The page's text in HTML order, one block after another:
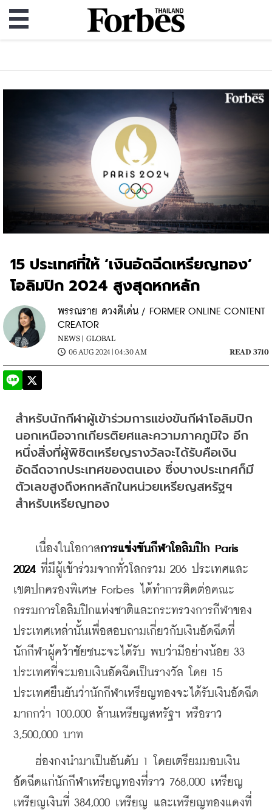
15 ประเทศที่ให้ ‘เงินอัดฉีดเหรียญทอง’
โอลิมปิก 2024 สูงสุดหกหลัก
พรรณราย ดวงดีเด่น / FORMER ONLINE CONTENT
CREATOR
NEWS | GLOBAL
06 AUG 2024 | 04:30 AM
READ 3710
สำหรับนักกีฬาผู้เข้าร่วมการแข่งขันกีฬาโอลิมปิก
นอกเหนือจากเกียรติยศและความภาคภูมิใจ อีก
หนึ่งสิ่งที่ผู้พิชิตเหรียญรางวัลจะได้รับคือเงิน
อัดฉีดจากประเทศของตนเอง ซึ่งบางประเทศก็มี
ตัวเลขสูงถึงหกหลักในหน่วยเหรียญสหรัฐฯ
สำหรับเหรียญทอง
เนื่องในโอกาสการแข่งขันกีฬาโอลิมปิก Paris
2024 ที่มีผู้เข้าร่วมจากทั่วโลกรวม 206 ประเทศและ
เขตปกครองพิเศษ Forbes ได้ทำการติดต่อคณะ
กรรมการโอลิมปิกแห่งชาติและกระทรวงการกีฬาของ
ประเทศเหล่านั้นเพื่อสอบถามเกี่ยวกับเงินอัดฉีดที่
นักกีฬาผู้คว้าชัยชนะจะได้รับ พบว่ามีอย่างน้อย 33
ประเทศที่จะมอบเงินอัดฉีดเป็นรางวัล โดย 15
ประเทศยืนยันว่านักกีฬาเหรียญทองจะได้รับเงินอัดฉีด
มากกว่า 100,000 ล้านเหรียญสหรัฐฯ หรือราว
3,500,000 บาท
ฮ่องกงนำมาเป็นอันดับ 1 โดยเตรียมมอบเงิน
อัดฉีดแก่นักกีฬาเหรียญทองที่ราว 768,000 เหรียญ
เหรียญเงินที่ 384,000 เหรียญ และเหรียญทองแดงที่